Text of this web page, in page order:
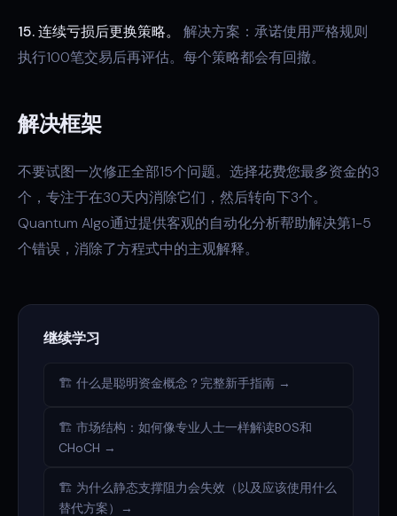
15. 连续亏损后更换策略。
解决方案：承诺使用严格规则
执行100笔交易后再评估。每个策略都会有回撤。
解决框架
不要试图一次修正全部15个问题。选择花费您最多资金的3
个，专注于在30天内消除它们，然后转向下3个。
Quantum Algo通过提供客观的自动化分析帮助解决第1-5
个错误，消除了方程式中的主观解释。
继续学习
🏗️ 什么是聪明资金概念？完整新手指南 →
🏗️ 市场结构：如何像专业人士一样解读BOS和
CHoCH →
🏗️ 为什么静态支撑阻力会失效（以及应该使用什么
替代方案）→